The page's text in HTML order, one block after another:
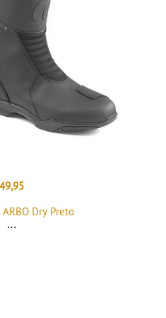
ARBO Dry Preto